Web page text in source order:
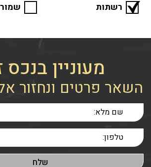
רשתות
שמור
מעוניין בנכס
השאר פרטים ונחזור